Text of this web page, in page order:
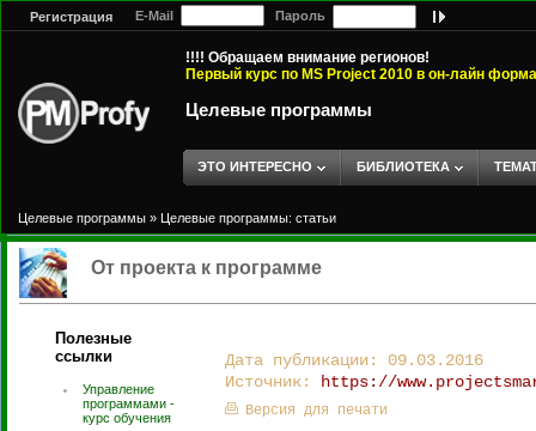
Регистрация E-Mail Пароль
!!!! Обращаем внимание регионов!
Первый курс по MS Project 2010 в он-лайн
Целевые программы
ЭТО ИНТЕРЕСНО БИБЛИОТЕКА
Целевые программы » Целевые программы: статьи
От проекта к программе
Полезные
ссылки
Управление
программами -
курс обучения
Дата публикации: 09.03.2016
Источник:
https://
Версия для печати